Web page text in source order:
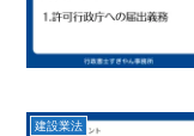
建設業法